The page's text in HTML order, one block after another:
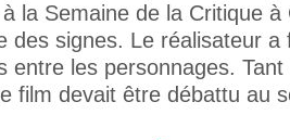
la Semaine de la Critique
des signes. Le réalisateur
les personnages.
film devait être débattu au